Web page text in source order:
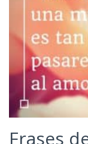
Frases